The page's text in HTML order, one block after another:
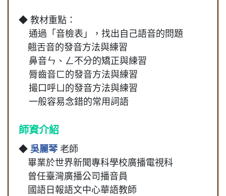
◆ 教材重點：
通過「音檢表」，找出自己語音的問題
翹舌音的發音方法與練習
鼻音ㄣ、ㄥ不分的矯正與練習
脣齒音ㄈ的發音方法與練習
撮口呼ㄩ的發音方法與練習
一般容易念錯的常用詞語
師資介紹
◆ 吳麗琴老師
畢業於世界新聞專科學校廣播電視科
曾任臺灣廣播公司播音員
國語日報語文中心華語教師